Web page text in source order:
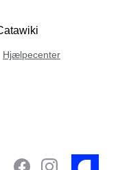
Hjælpecenter